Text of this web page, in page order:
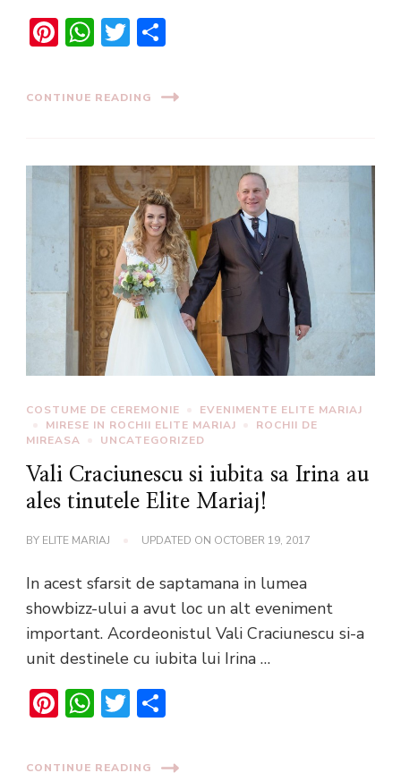
Pinterest
WhatsApp
Twitter
CONTINUE READING
COSTUME DE CEREMONIE
EVENIMENTE ELITE MARIAJ
MIRESE IN ROCHII ELITE MARIAJ
ROCHII DE
MIREASA
UNCATEGORIZED
Vali Craciunescu si iubita sa Irina au
ales tinutele Elite Mariaj!
BY ELITE MARIAJ UPDATED ON OCTOBER 19, 2017
In acest sfarsit de saptamana in lumea
showbizz-ului a avut loc un alt eveniment
important. Acordeonistul Vali Craciunescu si-a
unit destinele cu iubita lui Irina …
Pinterest
WhatsApp
Twitter
CONTINUE READING